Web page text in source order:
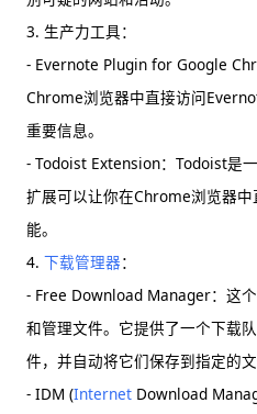
3. 生产力工具：
- Evernote Plugin for Google
Chrome浏览器中直接访问
重要信息。
- Todoist Extension：Todoist是
扩展可以让你在Chrome浏览器
能。
4. 下载管理器：
- Free Download Manager：这
和管理文件。它提供了一个下载
件，并自动将它们保存到指定的文
- IDM (Internet Download